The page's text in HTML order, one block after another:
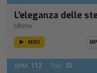
L'eleganza delle
Ultimo
MIDI
BPM: 112 Ton.: SI